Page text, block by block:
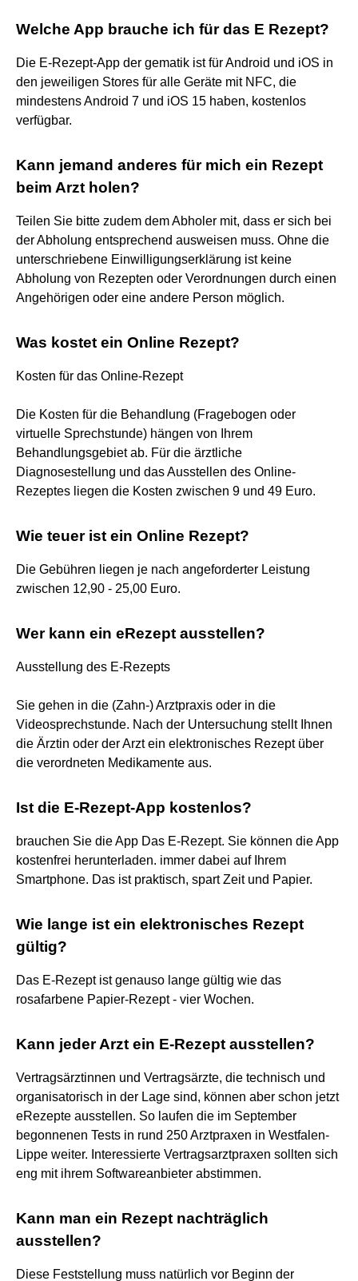
Welche App brauche ich für das E Rezept?
Die E-Rezept-App der gematik ist für Android und iOS in
den jeweiligen Stores für alle Geräte mit NFC, die
mindestens Android 7 und iOS 15 haben, kostenlos
verfügbar.
Kann jemand anderes für mich ein Rezept
beim Arzt holen?
Teilen Sie bitte zudem dem Abholer mit, dass er sich bei
der Abholung entsprechend ausweisen muss. Ohne die
unterschriebene Einwilligungserklärung ist keine
Abholung von Rezepten oder Verordnungen durch einen
Angehörigen oder eine andere Person möglich.
Was kostet ein Online Rezept?
Kosten für das Online-Rezept
Die Kosten für die Behandlung (Fragebogen oder
virtuelle Sprechstunde) hängen von Ihrem
Behandlungsgebiet ab. Für die ärztliche
Diagnosestellung und das Ausstellen des Online-
Rezeptes liegen die Kosten zwischen 9 und 49 Euro.
Wie teuer ist ein Online Rezept?
Die Gebühren liegen je nach angeforderter Leistung
zwischen 12,90 - 25,00 Euro.
Wer kann ein eRezept ausstellen?
Ausstellung des E-Rezepts
Sie gehen in die (Zahn-) Arztpraxis oder in die
Videosprechstunde. Nach der Untersuchung stellt Ihnen
die Ärztin oder der Arzt ein elektronisches Rezept über
die verordneten Medikamente aus.
Ist die E-Rezept-App kostenlos?
brauchen Sie die App Das E-Rezept. Sie können die App
kostenfrei herunterladen. immer dabei auf Ihrem
Smartphone. Das ist praktisch, spart Zeit und Papier.
Wie lange ist ein elektronisches Rezept
gültig?
Das E-Rezept ist genauso lange gültig wie das
rosafarbene Papier-Rezept - vier Wochen.
Kann jeder Arzt ein E-Rezept ausstellen?
Vertragsärztinnen und Vertragsärzte, die technisch und
organisatorisch in der Lage sind, können aber schon jetzt
eRezepte ausstellen. So laufen die im September
begonnenen Tests in rund 250 Arztpraxen in Westfalen-
Lippe weiter. Interessierte Vertragsarztpraxen sollten sich
eng mit ihrem Softwareanbieter abstimmen.
Kann man ein Rezept nachträglich
ausstellen?
Diese Feststellung muss natürlich vor Beginn der